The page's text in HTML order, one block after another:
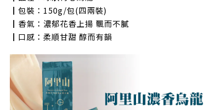
┃包裝：150g/包(四兩裝)
┃香氣：濃郁花香上揚 飄而不膩
┃口感：柔順甘甜 醇而有韻